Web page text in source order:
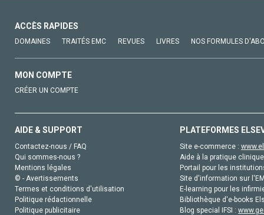
ACCÈS RAPIDES
DOMAINES TRAITÉS EMC REVUES LIVRES NOS FORMULES
MON COMPTE
CRÉER UN COMPTE
AIDE & SUPPORT
Contactez-nous / FAQ
Qui sommes-nous ?
Mentions légales
© - Avertissements
Termes et conditions d'utilisation
Politique rédactionnelle
Politique publicitaire
PLATEFORMES
Site e-commerce :
Aide à la pratique
Portail pour les
Site d'information sur
E-learning pour les
Bibliothèque d'e-books
Blog special IFSI :